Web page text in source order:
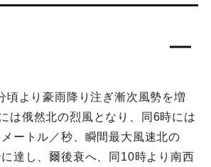
頃より豪雨降り注ぎ漸次風勢を増
は俄然北の烈風となり、同6時には
ートル／秒、瞬間最大風速北の
達し、爾後衰へ、同10時より南西